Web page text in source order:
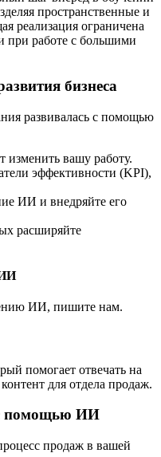
пространственные и
реализация ограничена
при работе с большими
бизнеса
развивалась с помощью
вашу работу.
эффективности (KPI),
ИИ и внедряйте его
расширяйте
ИИ, пишите нам.
помогает отвечать на
для отдела продаж.
помощью ИИ
продаж в вашей